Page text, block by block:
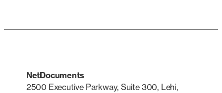
NetDocuments
2500 Executive Parkway, Suite 300, Lehi,